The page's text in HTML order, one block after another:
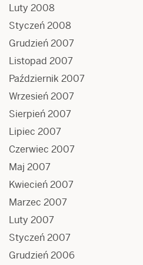
Luty 2008
Styczeń 2008
Grudzień 2007
Listopad 2007
Październik 2007
Wrzesień 2007
Sierpień 2007
Lipiec 2007
Czerwiec 2007
Maj 2007
Kwiecień 2007
Marzec 2007
Luty 2007
Styczeń 2007
Grudzień 2006